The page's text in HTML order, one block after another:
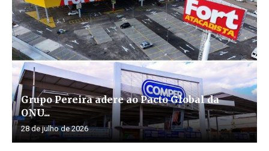
Grupo Pereira adere ao Pacto Global da
ONU...
28 de julho de 2026